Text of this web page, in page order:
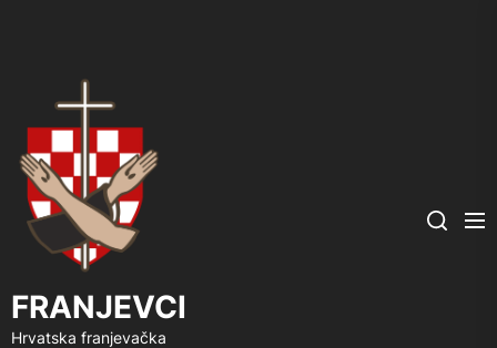
FRANJEVCI
Hrvatska franjevačka
Search